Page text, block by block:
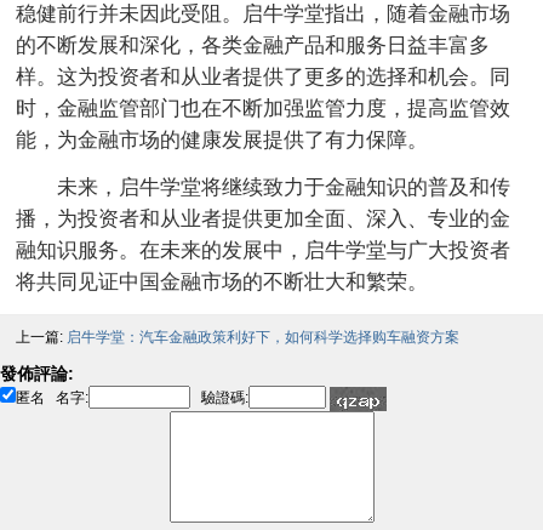
稳健前行并未因此受阻。启牛学堂指出，随着金融市场
的不断发展和深化，各类金融产品和服务日益丰富多
样。这为投资者和从业者提供了更多的选择和机会。同
时，金融监管部门也在不断加强监管力度，提高监管效
能，为金融市场的健康发展提供了有力保障。
未来，启牛学堂将继续致力于金融知识的普及和传
播，为投资者和从业者提供更加全面、深入、专业的金
融知识服务。在未来的发展中，启牛学堂与广大投资者
将共同见证中国金融市场的不断壮大和繁荣。
上一篇: 启牛学堂：汽车金融政策利好下，如何科学选择购车融资方案
發佈評論:
匿名 名字: 驗證碼: